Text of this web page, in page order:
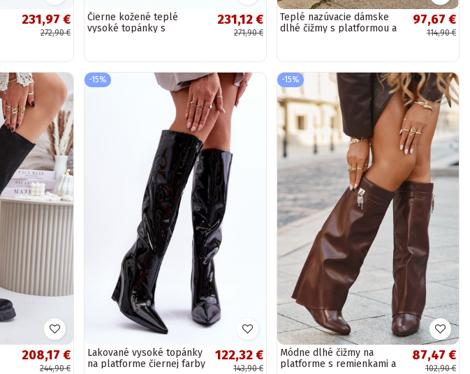
231,97 €
272,90 €
Čierne kožené teplé
vysoké topánky s
231,12 €
271,90 €
Teplé nazúvacie dámske
dlhé čižmy s platformou a
97,67 €
114,90 €
208,17 €
244,90 €
-15%
Lakované vysoké topánky
na platforme čiernej farby
122,32 €
143,90 €
-15%
Módne dlhé čižmy na
platforme s remienkami a
87,47 €
102,90 €